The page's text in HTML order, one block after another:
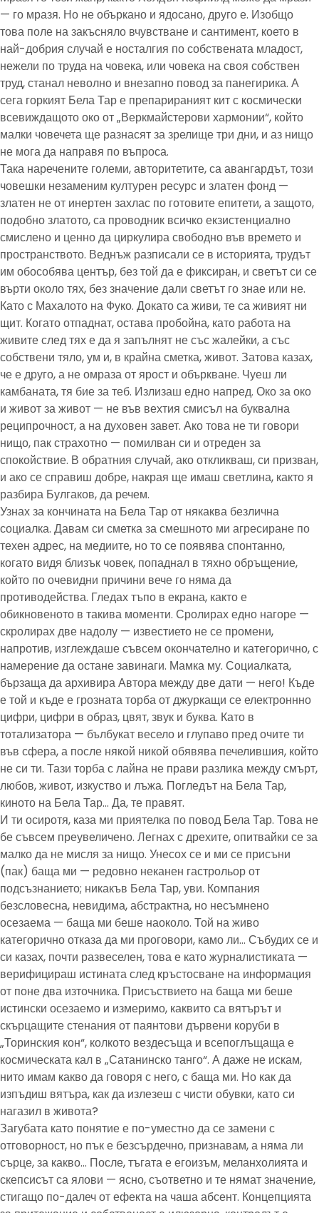
— го мразя. Но не объркано и ядосано, друго е. Изобщо
това поле на закъсняло вчувстване и сантимент, което в
най-добрия случай е носталгия по собствената младост,
нежели по труда на човека, или човека на своя собствен
труд, станал неволно и внезапно повод за панегирика. А
сега горкият Бела Тар е препарираният кит с космически
всевиждащото око от „Веркмайстерови хармонии“, който
малки човечета ще разнасят за зрелище три дни, и аз нищо
не мога да направя по въпроса.
Така наречените големи, авторитетите, са авангардът, този
човешки незаменим културен ресурс и златен фонд —
златен не от инертен захлас по готовите епитети, а защото,
подобно златото, са проводник всичко екзистенциално
смислено и ценно да циркулира свободно във времето и
пространството. Веднъж разписали се в историята, трудът
им обособява център, без той да е фиксиран, и светът си се
върти около тях, без значение дали светът го знае или не.
Като с Махалото на Фуко. Докато са живи, те са живият ни
щит. Когато отпаднат, остава пробойна, като работа на
живите след тях е да я запълнят не със жалейки, а със
собствени тяло, ум и, в крайна сметка, живот. Затова казах,
че е друго, а не омраза от ярост и объркване. Чуеш ли
камбаната, тя бие за теб. Излизаш едно напред. Око за око
и живот за живот — не във вехтия смисъл на буквална
реципрочност, а на духовен завет. Ако това не ти говори
нищо, пак страхотно — помилван си и отреден за
спокойствие. В обратния случай, ако откликваш, си призван,
и ако се справиш добре, накрая ще имаш светлина, както я
разбира Булгаков, да речем.
Узнах за кончината на Бела Тар от някаква безлична
социалка. Давам си сметка за смешното ми агресиране по
техен адрес, на медиите, но то се появява спонтанно,
когато видя близък човек, попаднал в тяхно обръщение,
който по очевидни причини вече го няма да
противодейства. Гледах тъпо в екрана, както е
обикновеното в такива моменти. Сролирах едно нагоре —
скролирах две надолу — известието не се промени,
напротив, изглеждаше съвсем окончателно и категорично, с
намерение да остане завинаги. Мамка му. Социалката,
бързаща да архивира Автора между две дати — него! Къде
е той и къде е грозната торба от джуркащи се електроннно
цифри, цифри в образ, цвят, звук и буква. Като в
тотализатора — бълбукат весело и глупаво пред очите ти
във сфера, а после някой никой обявява печелившия, който
не си ти. Тази торба с лайна не прави разлика между смърт,
любов, живот, изкуство и лъжа. Погледът на Бела Тар,
киното на Бела Тар… Да, те правят.
И ти осиротя, каза ми приятелка по повод Бела Тар. Това не
бе съвсем преувеличено. Легнах с дрехите, опитвайки се за
малко да не мисля за нищо. Унесох се и ми се присъни
(пак) баща ми — редовно неканен гастрольор от
подсъзнанието; никакъв Бела Тар, уви. Компания
безсловесна, невидима, абстрактна, но несъмнено
осезаема — баща ми беше наоколо. Той на живо
категорично отказа да ми проговори, камо ли… Събудих се и
си казах, почти развеселен, това е като журналистиката —
верифицираш истината след кръстосване на информация
от поне два източника. Присъствието на баща ми беше
истински осезаемо и измеримо, каквито са вятърът и
скърцащите стенания от паянтови дървени коруби в
„Торинския кон“, колкото вездесъща и всепоглъщаща е
космическата кал в „Сатанинско танго“. А даже не искам,
нито имам какво да говоря с него, с баща ми. Но как да
изпъдиш вятъра, как да излезеш с чисти обувки, като си
нагазил в живота?
Загубата като понятие е по-уместно да се замени с
отговорност, но пък е безсърдечно, признавам, а няма ли
сърце, за какво… После, тъгата е егоизъм, меланхолията и
скепсисът са ялови — ясно, съответно и те нямат значение,
стигащо по-далеч от ефекта на чаша абсент. Концепцията